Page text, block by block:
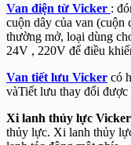
Van điện từ Vicker :
cuộn dây của van
thường mở, loại dùng
24V , 220V để điều
Van tiết lưu Vicker có
vàTiết lưu thay đổi
Xi lanh thủy lực Vicker
thủy lực. Xi lanh thủy